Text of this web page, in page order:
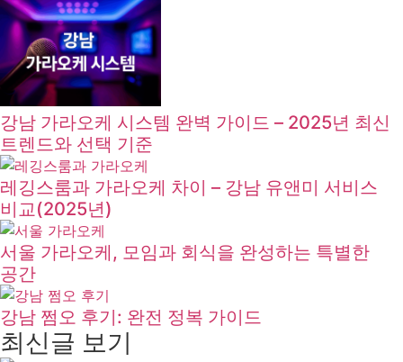
강남 가라오케 시스템 완벽 가이드 – 2025년 최신
트렌드와 선택 기준
레깅스룸과 가라오케 차이 – 강남 유앤미 서비스
비교(2025년)
서울 가라오케, 모임과 회식을 완성하는 특별한
공간
강남 쩜오 후기: 완전 정복 가이드
최신글 보기